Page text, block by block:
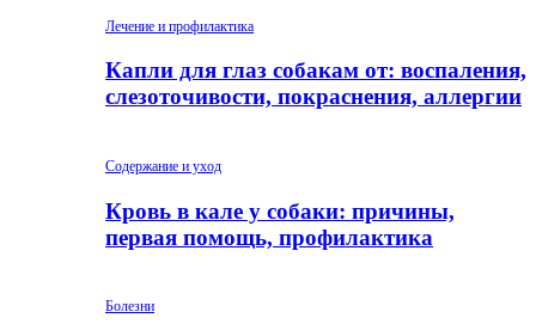
Лечение и профилактика
Капли для глаз собакам от: воспаления,
слезоточивости, покраснения, аллергии
Содержание и уход
Кровь в кале у собаки: причины,
первая помощь, профилактика
Болезни